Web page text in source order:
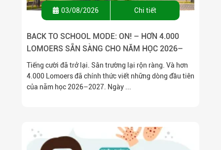
03/08/2026 Chi tiết
BACK TO SCHOOL MODE: ON! – HƠN 4.000
LOMOERS SẴN SÀNG CHO NĂM HỌC 2026–
2027
Tiếng cười đã trở lại. Sân trường lại rộn ràng. Và hơn
4.000 Lomoers đã chính thức viết những dòng đầu tiên
của năm học 2026–2027. Ngày ...